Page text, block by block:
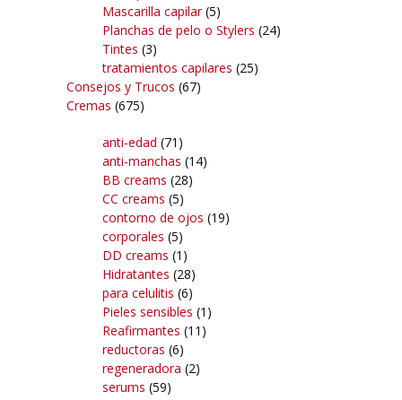
Mascarilla capilar(5)
Planchas de pelo o Stylers (24)
Tintes (3)
tratamientos capilares (25)
Consejos y Trucos (67)
Cremas (675)
anti-edad (71)
anti-manchas (14)
BB creams (28)
CC creams (5)
contorno de ojos (19)
corporales (5)
DD creams (1)
Hidratantes (28)
para celulitis (6)
Pieles sensibles (1)
Reafirmantes (11)
reductoras (6)
regeneradora (2)
serums (59)